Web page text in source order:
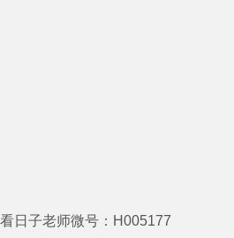
看日子老师微号：H005177